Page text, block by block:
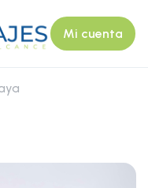
Mi cuenta